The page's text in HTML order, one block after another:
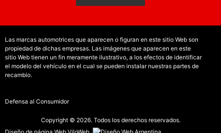
Las marcas automotrices que aparecen o figuran en este sitio Web son
propiedad de dichas empresas. Las imágenes que aparecen en este
sitio Web tienen un fin meramente ilustrativo, a los efectos de identificar
el modelo del vehículo en el cual se pueden instalar nuestras partes de
recambio.
Defensa al Consumidor
Copyright © 2026. Todos los derechos reservados.